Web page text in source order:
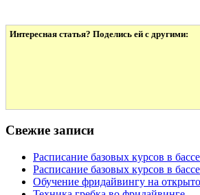
Интересная статья? Поделись ей с другими:
Свежие записи
Расписание базовых курсов в
Расписание базовых курсов в
Обучение фридайвингу на